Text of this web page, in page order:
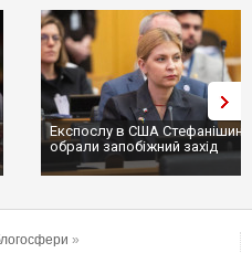
Експослу в США
обрали запобіжний захід
»